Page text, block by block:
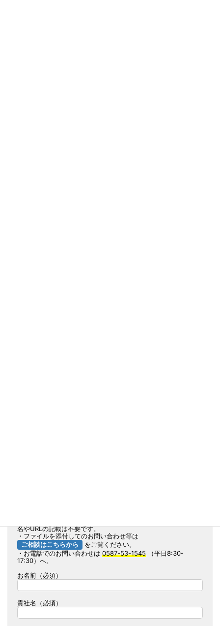
名やURLの記載は不要です。
・ファイルを添付してのお問い合わせ等は
ご相談はこちらから
をご覧ください。
・お電話でのお問い合わせは 0587-53-1545 （平日8:30-
17:30）へ。
お名前（必須）
貴社名（必須）